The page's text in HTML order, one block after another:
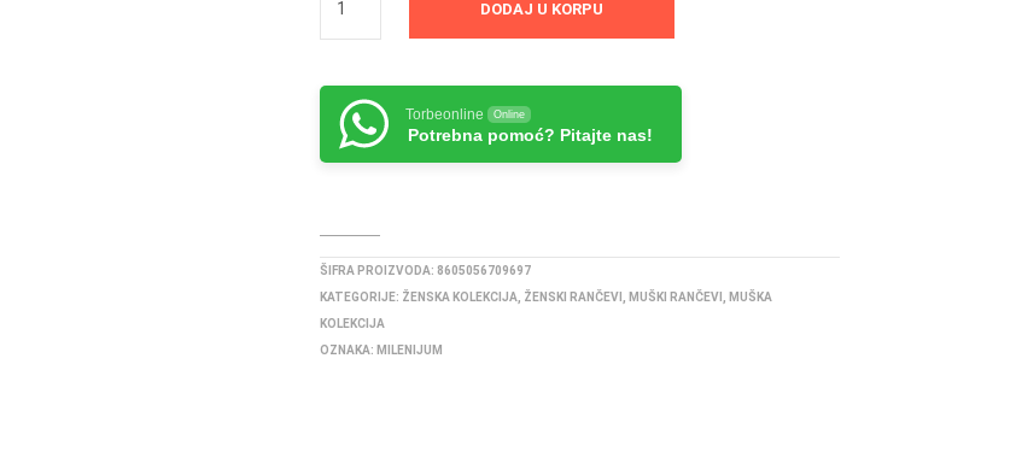
DODAJ U KORPU
Torbeonline Online
Potrebna pomoć? Pitajte nas!
ŠIFRA PROIZVODA:8605056709697
KATEGORIJE: ŽENSKA KOLEKCIJA ŽENSKI RANČEVI MUŠKI RANČEVI
MUŠKA
KOLEKCIJA
OZNAKA: MILENIJUM